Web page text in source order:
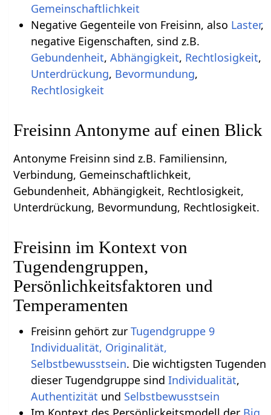
Gemeinschaftlichkeit
Negative Gegenteile von Freisinn, also Laster,
negative Eigenschaften, sind z.B.
Gebundenheit, Abhängigkeit, Rechtlosigkeit,
Unterdrückung, Bevormundung,
Rechtlosigkeit
Freisinn Antonyme auf einen Blick
Antonyme Freisinn sind z.B. Familiensinn,
Verbindung, Gemeinschaftlichkeit,
Gebundenheit, Abhängigkeit, Rechtlosigkeit,
Unterdrückung, Bevormundung, Rechtlosigkeit.
Freisinn im Kontext von
Tugendengruppen,
Persönlichkeitsfaktoren und
Temperamenten
Freisinn gehört zur Tugendgruppe 9
Individualität, Originalität,
Selbstbewusstsein. Die wichtigsten Tugenden
dieser Tugendgruppe sind Individualität,
Authentizität und Selbstbewusstsein